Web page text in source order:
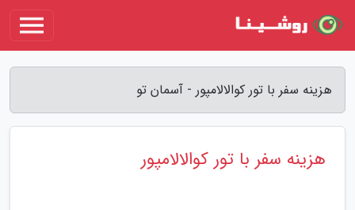
هزینه سفر با تور کوالالامپور - آسمان تو
هزینه سفر با تور کوالالامپور